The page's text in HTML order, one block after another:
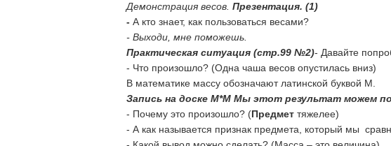
Демонстрация весов. Презентация. (1)
- А кто знает, как пользоваться весами?
- Выходи, мне поможешь.
Практическая ситуация (стр.99 №2)- Давайте
- Что произошло? (Одна чаша весов опустилась вниз)
В математике массу обозначают латинской буквой М.
Запись на доске М*М Мы этот результат можем
- Почему это произошло? (Предмет тяжелее)
- А как называется признак предмета, который мы